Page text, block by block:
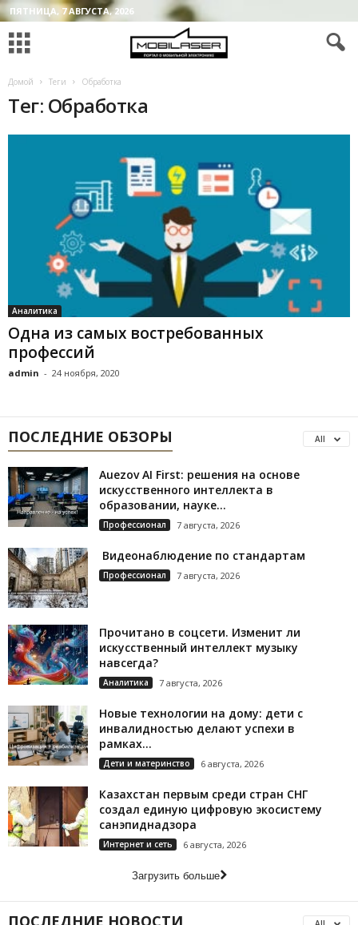
ПЯТНИЦА, 7 АВГУСТА, 2026
Домой Теги Обработка
Тег: Обработка
Аналитика
Одна из самых востребованных
профессий
admin - 24 ноября, 2020
ПОСЛЕДНИЕ ОБЗОРЫ All
Auezov AI First: решения на основе
искусственного интеллекта в
образовании, науке...
Профессионал 7 августа, 2026
Видеонаблюдение по стандартам
Профессионал 7 августа, 2026
Прочитано в соцсети. Изменит ли
искусственный интеллект музыку
навсегда?
Аналитика 7 августа, 2026
Новые технологии на дому: дети с
инвалидностью делают успехи в
рамках...
Дети и материнство 6 августа, 2026
Казахстан первым среди стран СНГ
создал единую цифровую экосистему
санэпиднадзора
Интернет и сеть 6 августа, 2026
Загрузить больше